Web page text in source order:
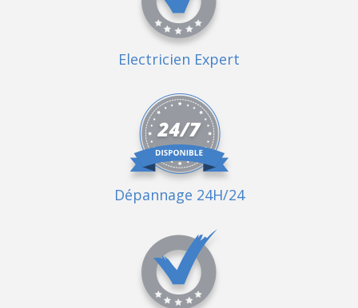
Electricien Expert
Dépannage 24H/24